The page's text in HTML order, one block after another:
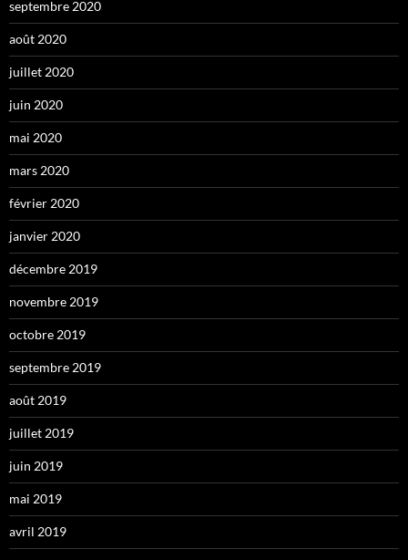
septembre 2020
août 2020
juillet 2020
juin 2020
mai 2020
mars 2020
février 2020
janvier 2020
décembre 2019
novembre 2019
octobre 2019
septembre 2019
août 2019
juillet 2019
juin 2019
mai 2019
avril 2019